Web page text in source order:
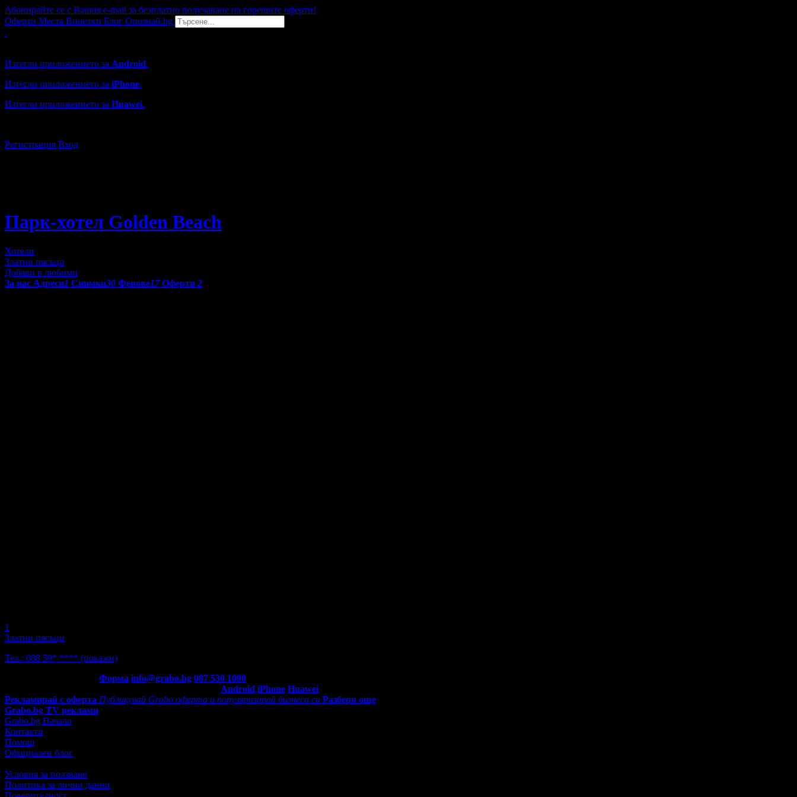
Абонирайте се с Вашия e-mail за безплатно получаване на горещите оферти!
Оферти Места Винетки Блог Опознай.bg
Изтегли приложението за Android.
Изтегли приложението за iPhone.
Изтегли приложението за Huawei.
Регистрация Вход
Парк-хотел Golden Beach
Хотели
Златни пясъци
Добави в любими
За нас Адреси1 Снимки30 Фенове17 Оферти 2
1
Златни пясъци
Тел.: 088 59* **** (покажи)
Форма info@grabo.bg 087 530 1090
Android iPhone Huawei
Рекламирай с оферта Публикувай Grabo оферта и популяризирай бизнеса си Разбери още
Grabo.bg TV реклами
Grabo.bg Начало
Контакти
Помощ
Официален блог
Условия за ползване
Политика за лични данни